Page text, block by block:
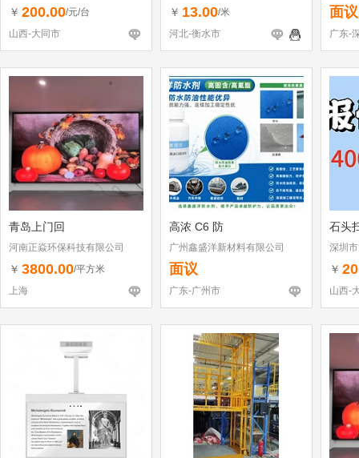
（个体工商户）
￥ 200.00/元/台
山西-大同市
￥ 13.00/米
河北-衡水市
面议
广东-
青岛上门回
河南正焱环保科技有限公司
￥ 3800.00/平方米
上海
高浓 C6 防
广州鑫盛洋新材料有限公司
面议
广东-广州市
石头
深圳
（个
￥
山西-